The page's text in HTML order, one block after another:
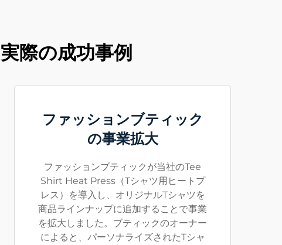
際の成功事例
ファッションブティック
の事業拡大
ファッションブティックが当社のTee
Shirt Heat Press（Tシャツ用ヒートプ
レス）を導入し、オリジナルTシャツを
商品ラインナップに追加することで事業
を拡大しました。ブティックのオーナー
によると、パーソナライズされたTシャ